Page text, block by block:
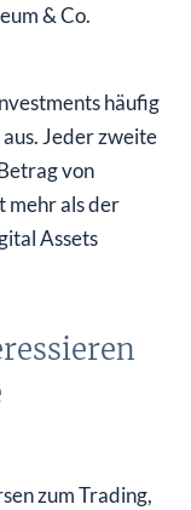
& Co.
häufig
Jeder zweite
von
mehr als der
Assets
zum Trading,